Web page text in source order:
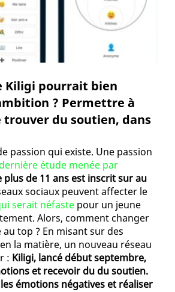
Kiligi pourrait bien
? Permettre à
du soutien, dans
passion qui existe. Une passion
dernière étude menée par
de 11 ans est inscrit sur au
sociaux peuvent affecter le
serait néfaste pour un jeune
Alors, comment changer
top ? En misant sur des
la matière, un nouveau réseau
: Kiligi, lancé début septembre,
et recevoir du du soutien.
émotions négatives et réaliser